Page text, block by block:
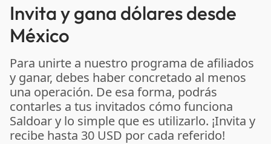
Invita y gana dólares desde
México
Para unirte a nuestro programa de afiliados
y ganar, debes haber concretado al menos
una operación. De esa forma, podrás
contarles a tus invitados cómo funciona
Saldoar y lo simple que es utilizarlo. ¡Invita y
recibe hasta 30 USD por cada referido!